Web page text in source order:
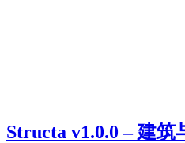
Structa v1.0.0 – 建筑